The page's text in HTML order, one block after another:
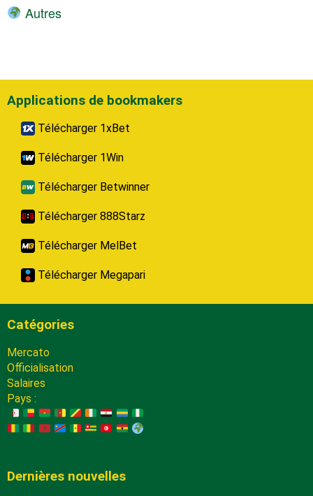
Autres
Applications de bookmakers
Télécharger 1xBet
Télécharger 1Win
Télécharger Betwinner
Télécharger 888Starz
Télécharger MelBet
Télécharger Megapari
Catégories
Mercato
Officialisation
Salaires
Pays :
Dernières nouvelles